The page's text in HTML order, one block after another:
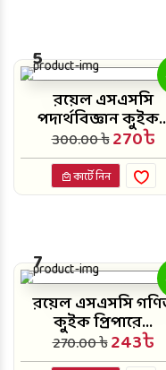
5
রয়েল এসএসসি
পদার্থবিজ্ঞান
300.00 ৳270৳
কার্টে নিন
7
রয়েল এসএসসি
কুইক প্রিপারে...
270.00 ৳243৳